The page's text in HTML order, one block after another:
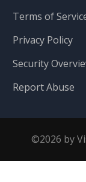
Terms of
Privacy Policy
Security
Report Abuse
©2026 by